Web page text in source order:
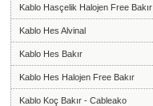
Kablo Hasçelik Halojen Free Bakır
Kablo Hes Alvinal
Kablo Hes Bakır
Kablo Hes Halojen Free Bakır
Kablo Koç Bakır - Cableako